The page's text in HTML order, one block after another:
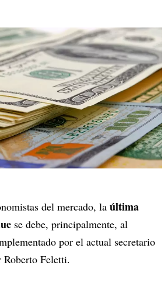
del mercado, la última
se debe, principalmente, al
por el actual secretario
Feletti.